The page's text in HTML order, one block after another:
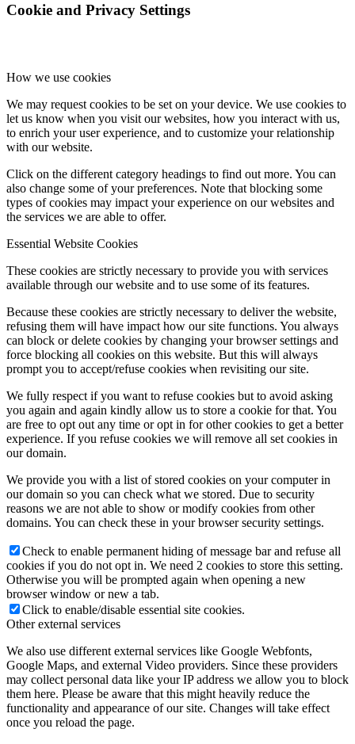
Cookie and Privacy Settings
How we use cookies
We may request cookies to be set on your device. We use cookies to
let us know when you visit our websites, how you interact with us,
to enrich your user experience, and to customize your relationship
with our website.
Click on the different category headings to find out more. You can
also change some of your preferences. Note that blocking some
types of cookies may impact your experience on our websites and
the services we are able to offer.
Essential Website Cookies
These cookies are strictly necessary to provide you with services
available through our website and to use some of its features.
Because these cookies are strictly necessary to deliver the website,
refusing them will have impact how our site functions. You always
can block or delete cookies by changing your browser settings and
force blocking all cookies on this website. But this will always
prompt you to accept/refuse cookies when revisiting our site.
We fully respect if you want to refuse cookies but to avoid asking
you again and again kindly allow us to store a cookie for that. You
are free to opt out any time or opt in for other cookies to get a better
experience. If you refuse cookies we will remove all set cookies in
our domain.
We provide you with a list of stored cookies on your computer in
our domain so you can check what we stored. Due to security
reasons we are not able to show or modify cookies from other
domains. You can check these in your browser security settings.
Check to enable permanent hiding of message bar and refuse all
cookies if you do not opt in. We need 2 cookies to store this setting.
Otherwise you will be prompted again when opening a new
browser window or new a tab.
Click to enable/disable essential site cookies.
Other external services
We also use different external services like Google Webfonts,
Google Maps, and external Video providers. Since these providers
may collect personal data like your IP address we allow you to block
them here. Please be aware that this might heavily reduce the
functionality and appearance of our site. Changes will take effect
once you reload the page.